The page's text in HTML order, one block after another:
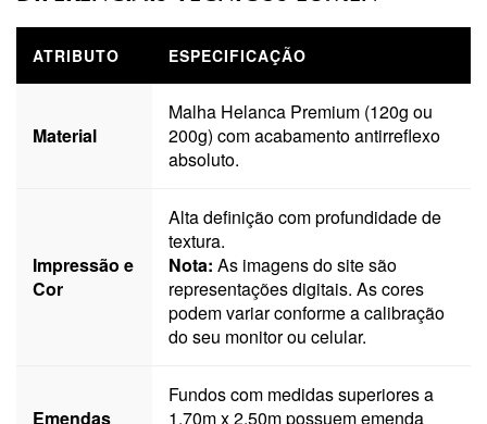
ATRIBUTO ESPECIFICAÇÃO
Material
Malha Helanca Premium (120g ou
200g) com acabamento antirreflexo
absoluto.
Impressão e
Cor
Alta definição com profundidade de
textura.
Nota: As imagens do site são
representações digitais. As cores
podem variar conforme a calibração
do seu monitor ou celular.
Emendas
Fundos com medidas superiores a
1,70m x 2,50m possuem emenda